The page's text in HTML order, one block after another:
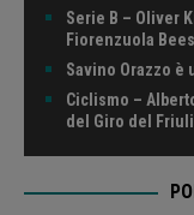
Serie B – Oliver
Fiorenzuola Bees
Savino Orazzo
Ciclismo –
del Giro del